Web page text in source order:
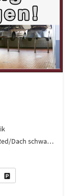
Liminal Red/Dach schwarz Metallic (S60E)
anDatei, Fahrzeugexposé